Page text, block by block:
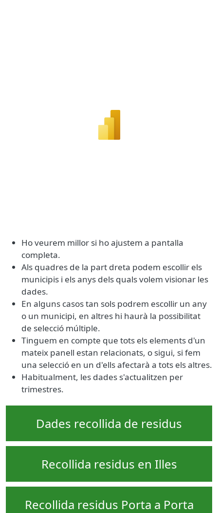
Ho veurem millor si ho ajustem a pantalla
completa.
Als quadres de la part dreta podem escollir els
municipis i els anys dels quals volem visionar les
dades.
En alguns casos tan sols podrem escollir un any
o un municipi, en altres hi haurà la possibilitat
de selecció múltiple.
Tinguem en compte que tots els elements d'un
mateix panell estan relacionats, o sigui, si fem
una selecció en un d'ells afectarà a tots els altres.
Habitualment, les dades s'actualitzen per
trimestres.
Dades recollida de residus
Recollida residus en Illes
Recollida residus Porta a Porta